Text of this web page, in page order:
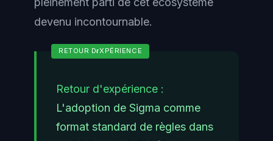
devenu incontournable.
Retour d'expérience :
L'adoption de Sigma comme
format standard de règles dans